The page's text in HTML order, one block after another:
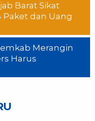
Barat Sikat
Paket dan Uang
Merangin
Harus